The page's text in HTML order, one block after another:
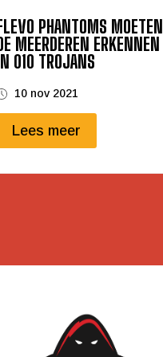
PHANTOMS MOETEN
MEERDEREN ERKENNEN
010 TROJANS
10 nov 2021
Lees meer